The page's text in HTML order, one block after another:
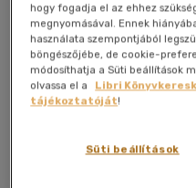
Kívánságlistához adom
keménytábla,
hogy fogadja el az ehhez
megnyomásával. Ennek
használata szempontjából
böngészőjébe, de cookie-
módosíthatja a Süti beállítások
olvassa el a
Libri
tájékoztatóját!
Süti beállítások